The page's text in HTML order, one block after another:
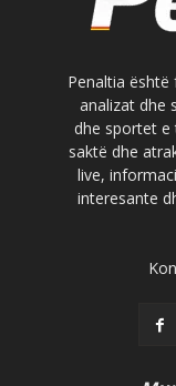
Penaltia
analizat dhe
dhe sportet
saktë dhe
live,
interesante